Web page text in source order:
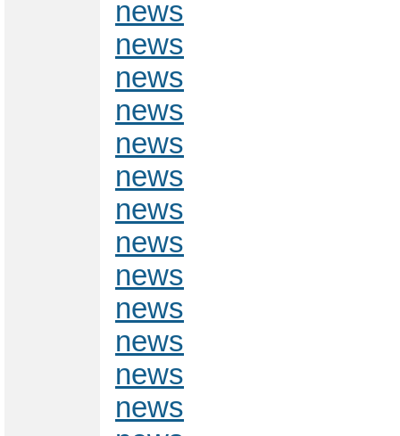
news
news
news
news
news
news
news
news
news
news
news
news
news